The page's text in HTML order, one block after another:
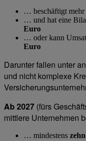
… beschäftigt mehr
… und hat eine
Euro
… oder kann
Euro
Darunter fallen unter
und nicht komplexe
Ab 2027 (fürs
mittlere Unternehmen
… mindestens